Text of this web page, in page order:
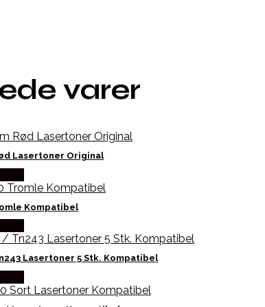
varer
Lasertoner Original
Kompatibel
Lasertoner 5 Stk. Kompatibel